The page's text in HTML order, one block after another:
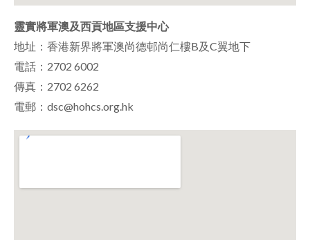
靈實將軍澳及西貢地區支援中心
地址：香港新界將軍澳尚德邨尚仁樓B及C翼地下
電話：2702 6002
傳真：2702 6262
電郵：dsc@hohcs.org.hk